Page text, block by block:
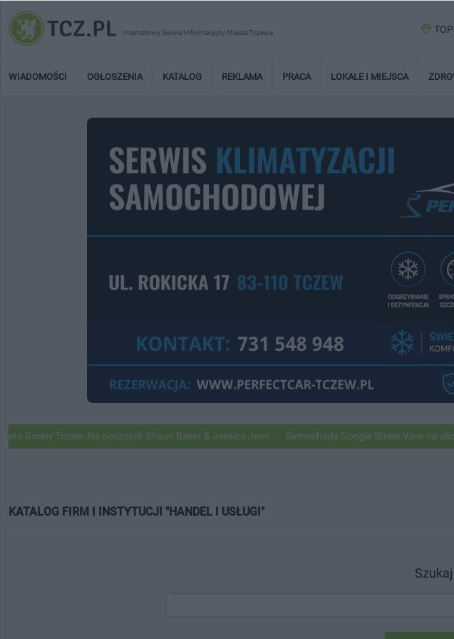
Internetowy Serwis Informacyjny Miasta Tczewa TOP
WIADOMOŚCI OGŁOSZENIA KATALOG REKLAMA PRACA LOKALE I MIEJSCA
Tczew. Na początek Shaun Baker & Jessica Jean Samochody Google Street View na ulicach
KATALOG FIRM I INSTYTUCJI "HANDEL I USŁUGI"